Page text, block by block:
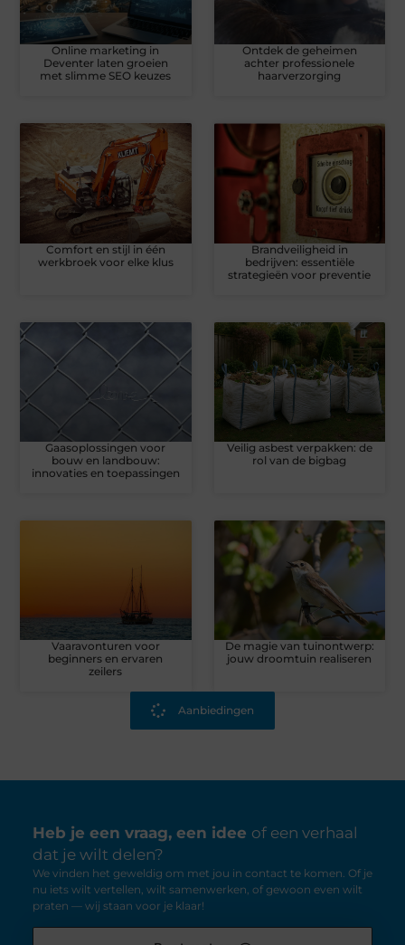
Online marketing in
Deventer laten groeien
met slimme SEO keuzes
Ontdek de geheimen
achter professionele
haarverzorging
Comfort en stijl in één
werkbroek voor elke klus
Brandveiligheid in
bedrijven: essentiële
strategieën voor preventie
Gaasoplossingen voor
bouw en landbouw:
innovaties en toepassingen
Veilig asbest verpakken: de
rol van de bigbag
Vaaravonturen voor
beginners en ervaren
zeilers
De magie van tuinontwerp:
jouw droomtuin realiseren
Aanbiedingen
Heb je een vraag, een idee of een verhaal
dat je wilt delen?
We vinden het geweldig om met jou in contact te komen. Of je
nu iets wilt vertellen, wilt samenwerken, of gewoon even wilt
praten — wij staan voor je klaar!